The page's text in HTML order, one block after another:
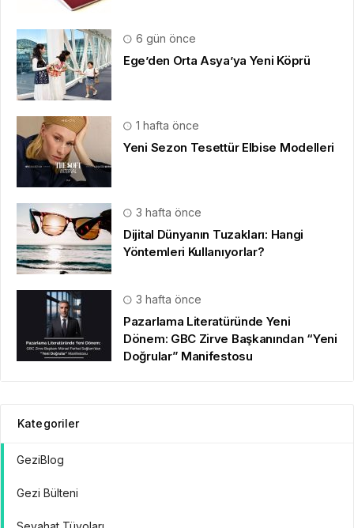
6 gün önce
Ege’den Orta Asya’ya Yeni Köprü
1 hafta önce
Yeni Sezon Tesettür Elbise Modelleri
3 hafta önce
Dijital Dünyanın Tuzakları: Hangi
Yöntemleri Kullanıyorlar?
3 hafta önce
Pazarlama Literatüründe Yeni
Dönem: GBC Zirve Başkanından “Yeni
Doğrular” Manifestosu
Kategoriler
GeziBlog
Gezi Bülteni